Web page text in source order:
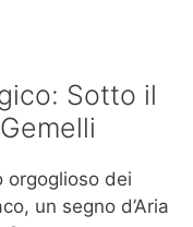
Sotto il
orgoglioso dei
un segno d’Aria